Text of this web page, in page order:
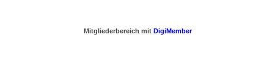
Mitgliederbereich mit DigiMember